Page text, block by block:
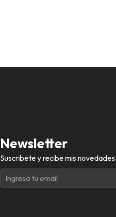
Newsletter
Suscribete y recibe mis novedades